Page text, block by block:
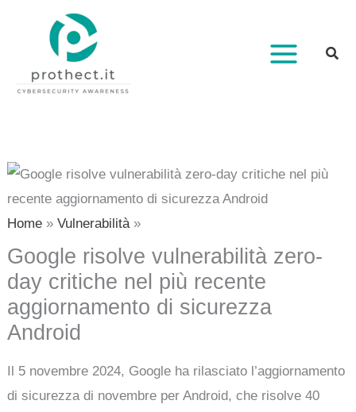
contenuto
Home Vulnerabilità
Google risolve vulnerabilità zero-
day critiche nel più recente
aggiornamento di sicurezza
Android
Il 5 novembre 2024, Google ha rilasciato l’aggiornamento
di sicurezza di novembre per Android, che risolve 40